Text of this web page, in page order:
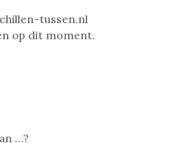
tussen.nl
op dit moment.
…?